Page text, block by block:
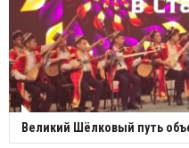
Великий Шёлковый путь